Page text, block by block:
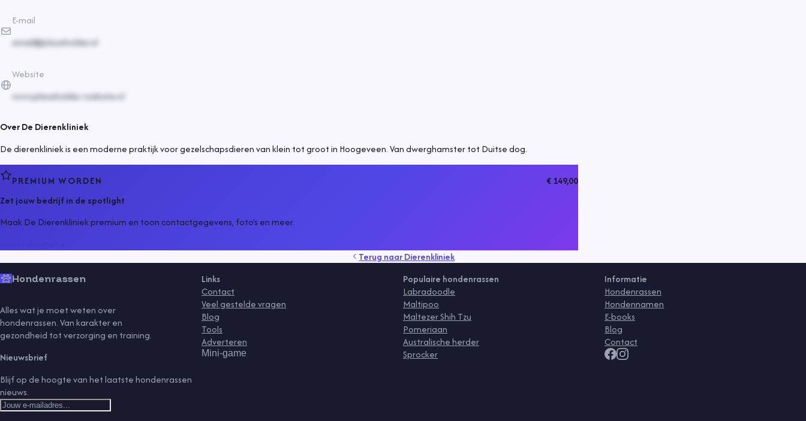
E-mail
email@placeholder.nl
Website
www.placeholder-website.nl
OverDe Dierenkliniek
De dierenkliniek is een moderne praktijk voor gezelschapsdieren van klein tot groot in Hoogeveen. Van dwerghamster tot Duitse dog.
PREMIUM WORDEN
Zet jouw bedrijf in de spotlight
Maak De Dierenkliniek premium en toon contactgegevens, foto's en meer.
€ 149,00
Terug naarDierenkliniek
Hondenrassen
Alles wat je moet weten over
hondenrassen. Van karakter en
gezondheid tot verzorging en training.
Nieuwsbrief
Blijf op de hoogte van het laatste hondenrassen
nieuws.
Links
Contact
Veel gestelde vragen
Blog
Tools
Adverteren
Mini-game
Populaire hondenrassen
Labradoodle
Maltipoo
Maltezer Shih Tzu
Pomeriaan
Australische herder
Sprocker
Informatie
Hondenrassen
Hondennamen
E-books
Blog
Contact